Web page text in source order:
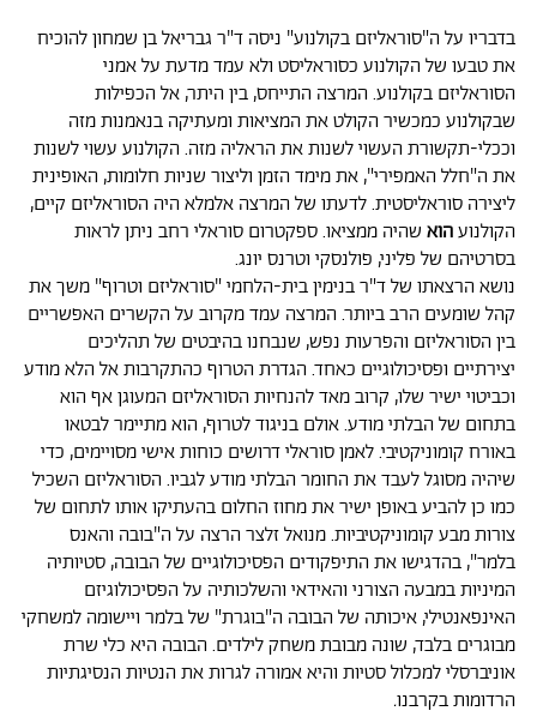
בדבריו על ה"סוראליזם בקולנוע" ניסה ד"ר גבריאל בן שמחון להוכיח
את טבעו של הקולנוע כסוראליסט ולא עמד מדעת על אמני
הסוראליזם בקולנוע. המרצה התייחס, בין היתר, אל הכפילות
שבקולנוע כמכשיר הקולט את המציאות ומעתיקה בנאמנות מזה
וככלי-תקשורת העשוי לשנות את הראליה מזה. הקולנוע עשוי לשנות
את ה"חלל האמפירי", את מימד הזמן וליצור שניות חלומות, האופינית
ליצירה סוראליסטית. לדעתו של המרצה אלמלא היה הסוראליזם קיים,
הקולנועהוא שהיה ממציאו. ספקטרום סוראלי רחב ניתן לראות
בסרטיהם של פליני, פולנסקי וטרנס יונג.
נושא הרצאתו של ד"ר בנימין בית-הלחמי "סוראליזם וטרוף" משך את
קהל שומעים הרב ביותר. המרצה עמד מקרוב על הקשרים האפשריים
בין הסוראליזם והפרעות נפש, שנבחנו בהיבטים של תהליכים
יצירתיים ופסיכולוגיים כאחד. הגדרת הטרוף כהתקרבות אל הלא מודע
וכביטוי ישיר שלו, קרוב מאד להנחיות הסוראליזם המעוגן אף הוא
בתחום של הבלתי מודע. אולם בניגוד לטרוף, הוא מתיימר לבטאו
באורח קומוניקטיבי. לאמן סוראלי דרושים כוחות אישי מסויימים, כדי
שיהיה מסוגל לעבד את החומר הבלתי מודע לגביו. הסוראליזם השכיל
כמו כן להביע באופן ישיר את מחוז החלום בהעתיקו אותו לתחום של
צורות מבע קומוניקטיביות. מנואל זלצר הרצה על ה"בובה והאנס
בלמר", בהדגישו את התיפקודים הפסיכולוגיים של הבובה, סטיותיה
המיניות במבעה הצורני והאידאי והשלכותיה על הפסיכולוגיזם
האינפאנטילי, איכותה של הבובה ה"בוגרת" של בלמר ויישומה למשחקי
מבוגרים בלבד, שונה מבובת משחק לילדים. הבובה היא כלי שרת
אוניברסלי למכלול סטיות והיא אמורה לגרות את הנטיות הנסיגתיות
הרדומות בקרבנו.